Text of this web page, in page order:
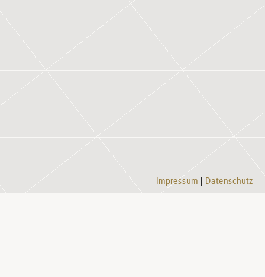
Impressum Datenschutz